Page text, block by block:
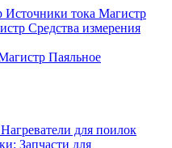
Источники тока Магистр
Средства измерения
Паяльное
Нагреватели для поилок